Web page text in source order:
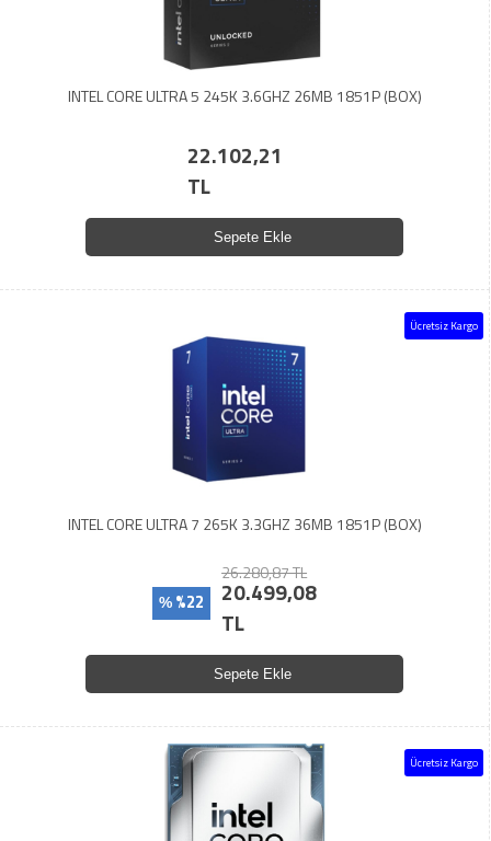
INTEL CORE ULTRA 5 245K 3.6GHZ 26MB 1851P (BOX)
22.102,21
TL
Sepete Ekle
Ücretsiz Kargo
INTEL CORE ULTRA 7 265K 3.3GHZ 36MB 1851P (BOX)
% %22
26.280,87 TL
20.499,08
TL
Sepete Ekle
Ücretsiz Kargo